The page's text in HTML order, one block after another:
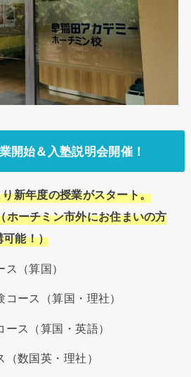
開始＆入塾説明会開催！
新年度の授業がスタート。
ホーチミン市外にお住まいの方
可能！）
（算国）
ース（算国・理社）
ス（算国・英語）
数国英・理社）